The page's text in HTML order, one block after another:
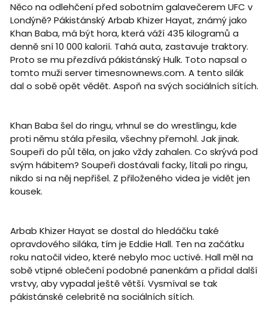
Něco na odlehčení před sobotním galavečerem UFC v
Londýně? Pákistánský Arbab Khizer Hayat, známý jako
Khan Baba, má být hora, která váží 435 kilogramů a
denně sní 10 000 kalorií. Tahá auta, zastavuje traktory.
Proto se mu přezdívá pákistánský Hulk. Toto napsal o
tomto muži server timesnownews.com. A tento silák
dal o sobě opět vědět. Aspoň na svých sociálních sítích.
Khan Baba šel do ringu, vrhnul se do wrestlingu, kde
proti němu stála přesila, všechny přemohl. Jak jinak.
Soupeři do půl těla, on jako vždy zahalen. Co skrývá pod
svým hábitem? Soupeři dostávali facky, lítali po ringu,
nikdo si na něj nepřišel. Z přiloženého videa je vidět jen
kousek.
Arbab Khizer Hayat se dostal do hledáčku také
opravdového siláka, tím je Eddie Hall. Ten na začátku
roku natočil video, které nebylo moc uctivé. Hall měl na
sobě vtipné oblečení podobné panenkám a přidal další
vrstvy, aby vypadal ještě větší. Vysmíval se tak
pákistánské celebritě na sociálních sítích.